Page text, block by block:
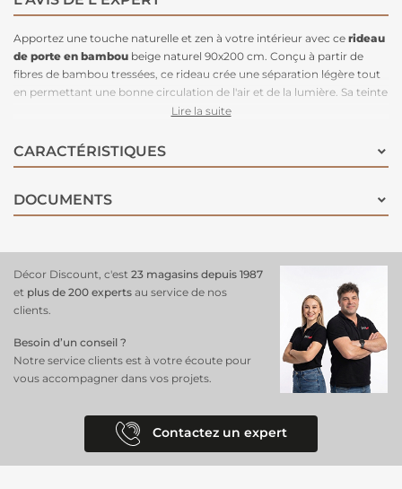
Apportez une touche naturelle et zen à votre intérieur avec ce rideau
de porte en bambou beige naturel 90x200 cm. Conçu à partir de
fibres de bambou tressées, ce rideau crée une séparation légère tout
en permettant une bonne circulation de l'air et de la lumière. Sa teinte
beige naturel s’intègre harmonieusement dans tous les styles de
ambiance chaleureuse et apaisante à votre espace. Avec ses
dimensions de 90x200 cm, il est parfaitpour habiller les portes
grâce à son système de fixation simple. Idéal pour les entrées, les
portes-fenêtres ou les passages intérieurs, cerideau de porteen
nature pour sublimer votre décoration.
Découvrez également notre sélection demoustiquaires et rideaux
de portepour protéger efficacement vos portes et fenêtres des
insectes.
Lire la suite
CARACTÉRISTIQUES
DOCUMENTS
Décor Discount, c'est 23 magasins depuis 1987
et plus de 200 experts au service de nos
clients.
Besoin d’un conseil ?
Notre service clients est à votre écoute pour
vous accompagner dans vos projets.
Contactez un expert